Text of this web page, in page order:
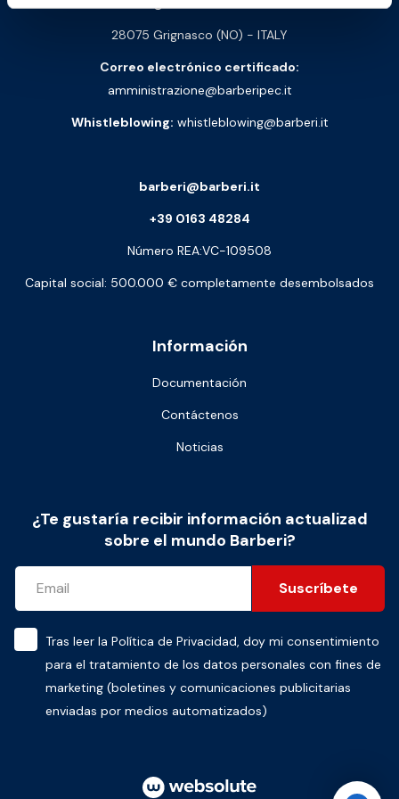
28075 Grignasco (NO) - ITALY
Correo electrónico certificado:
amministrazione@barberipec.it
Whistleblowing: whistleblowing@barberi.it
Información
Documentación
Contáctenos
Noticias
barberi@barberi.it
+39 0163 48284
Número REA:VC-109508
Capital social: 500.000 € completamente desembolsados
¿Te gustaría recibir información actualizad
sobre el mundo Barberi?
Suscríbete
Tras leer la Política de Privacidad, doy mi consentimiento
para el tratamiento de los datos personales con fines de
marketing (boletines y comunicaciones publicitarias
enviadas por medios automatizados)